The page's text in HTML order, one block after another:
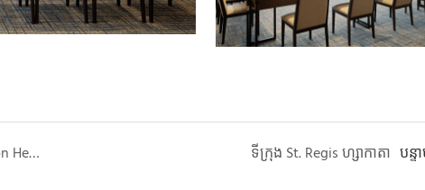
ទីធ្លាក្បែរអាកាសយានដ្ឋាន Marriott London Heathrow ទីក្រុង St. Regis ហ្សាកាតា បន្